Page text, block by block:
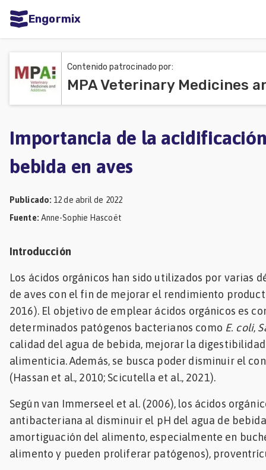
Engormix
Agricultura
Avicultura
Ganadería
Lechería
Mascotas
Contenido patrocinado por:
MPA Veterinary Medicines
Importancia de la
bebida en aves
Publicado: 12 de abril de 2022
Fuente: Anne-Sophie Hascoët
Introducción
Los ácidos orgánicos han sido utilizados por varias
de aves con el fin de mejorar el rendimiento
2016). El objetivo de emplear ácidos orgánicos es
determinados patógenos bacterianos como E. coli,
calidad del agua de bebida, mejorar la
alimenticia. Además, se busca poder disminuir el
(Hassan et al., 2010; Scicutella et al., 2021).
Según van Immerseel et al. (2006), los ácidos
antibacteriana al disminuir el pH del agua de
amortiguación del alimento, especialmente en
alimento y pueden proliferar patógenos),